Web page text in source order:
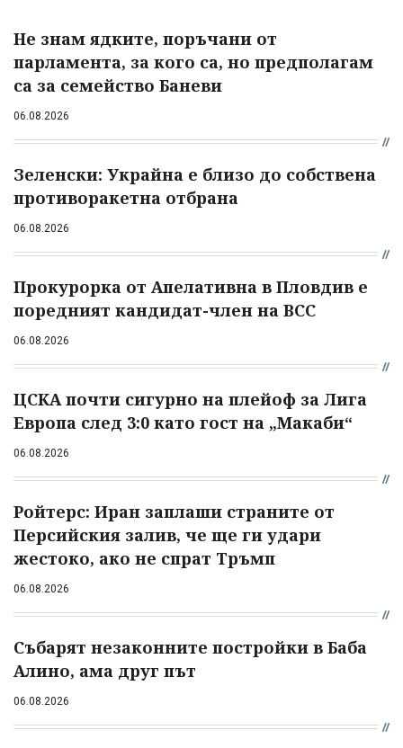
Не знам ядките, поръчани от
парламента, за кого са, но предполагам
са за семейство Баневи
06.08.2026
Зеленски: Украйна е близо до собствена
противоракетна отбрана
06.08.2026
Прокурорка от Апелативна в Пловдив е
поредният кандидат-член на ВСС
06.08.2026
ЦСКА почти сигурно на плейоф за Лига
Европа след 3:0 като гост на „Макаби“
06.08.2026
Ройтерс: Иран заплаши страните от
Персийския залив, че ще ги удари
жестоко, ако не спрат Тръмп
06.08.2026
Събарят незаконните постройки в Баба
Алино, ама друг път
06.08.2026